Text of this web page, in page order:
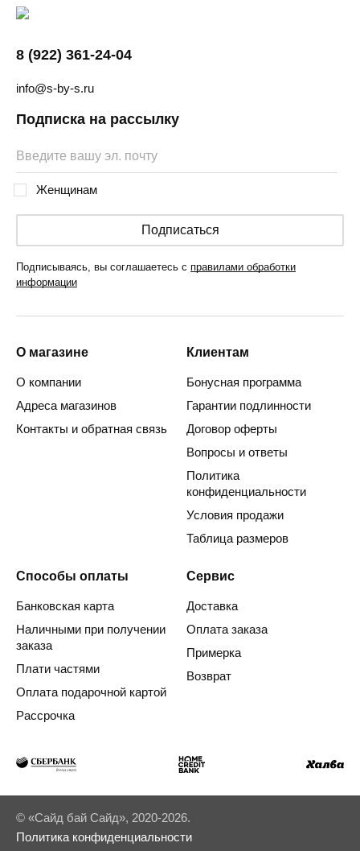
8 (922) 361-24-04
info@s-by-s.ru
Подписка на рассылку
Женщинам
Подписаться
Подписываясь, вы соглашаетесь с правилами обработки
информации
О магазине
О компании
Адреса магазинов
Контакты и обратная связь
Клиентам
Бонусная программа
Гарантии подлинности
Договор оферты
Вопросы и ответы
Политика
конфиденциальности
Условия продажи
Таблица размеров
Способы оплаты
Банковская карта
Наличными при получении
заказа
Плати частями
Оплата подарочной картой
Рассрочка
Сервис
Доставка
Оплата заказа
Примерка
Возврат
© «Сайд бай Сайд», 2020-2026.
Политика конфиденциальности